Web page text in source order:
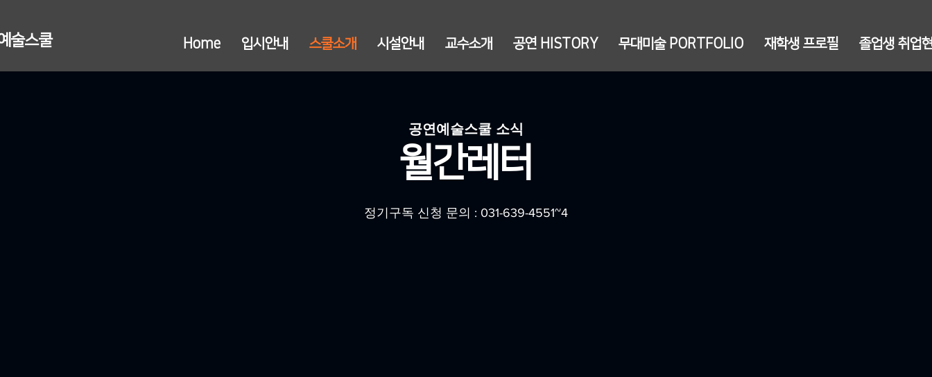
Home 입시안내 스쿨소개 시설안내 교수소개 공연 HISTORY 무대미술 PORTFOLIO 재학생 프로필 졸업생 취업
술스쿨
공연예술스쿨 소식
​월간레터
​정기구독 신청 문의 : 031-639-4551~4